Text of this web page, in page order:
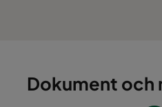
Dokument och